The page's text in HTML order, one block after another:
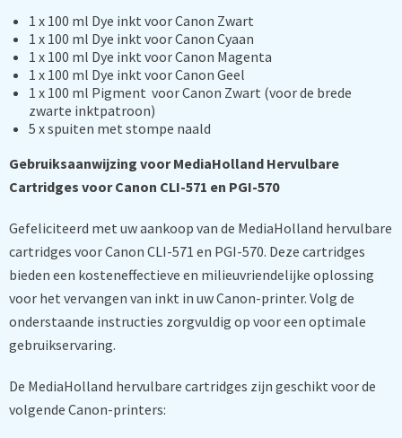
1 x 100 ml Dye inkt voor Canon Zwart
1 x 100 ml Dye inkt voor Canon Cyaan
1 x 100 ml Dye inkt voor Canon Magenta
1 x 100 ml Dye inkt voor Canon Geel
1 x 100 ml Pigment voor Canon Zwart (voor de brede
zwarte inktpatroon)
5 x spuiten met stompe naald
Gebruiksaanwijzing voor MediaHolland Hervulbare
Cartridges voor Canon CLI-571 en PGI-570
Gefeliciteerd met uw aankoop van de MediaHolland hervulbare
cartridges voor Canon CLI-571 en PGI-570. Deze cartridges
bieden een kosteneffectieve en milieuvriendelijke oplossing
voor het vervangen van inkt in uw Canon-printer. Volg de
onderstaande instructies zorgvuldig op voor een optimale
gebruikservaring.
De MediaHolland hervulbare cartridges zijn geschikt voor de
volgende Canon-printers: